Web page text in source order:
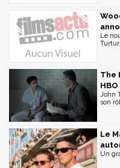
Le
The
John
son
Le
Un